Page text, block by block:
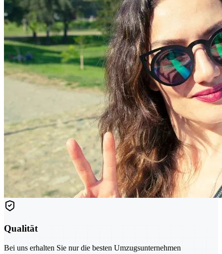
Qualität
Bei uns erhalten Sie nur die besten Umzugsunternehmen